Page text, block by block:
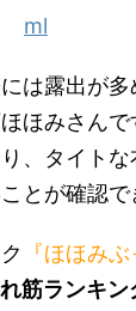
ml
は露出が
ほみさん
、タイト
とが確認で
『ほほみぶ
筋ランキン